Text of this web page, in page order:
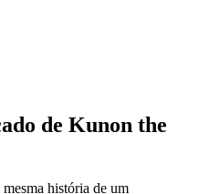
de Kunon the
história de um